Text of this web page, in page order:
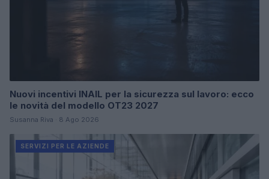
Nuovi incentivi INAIL per la sicurezza sul lavoro: ecco
le novità del modello OT23 2027
Susanna Riva · 8 Ago 2026
SERVIZI PER LE AZIENDE